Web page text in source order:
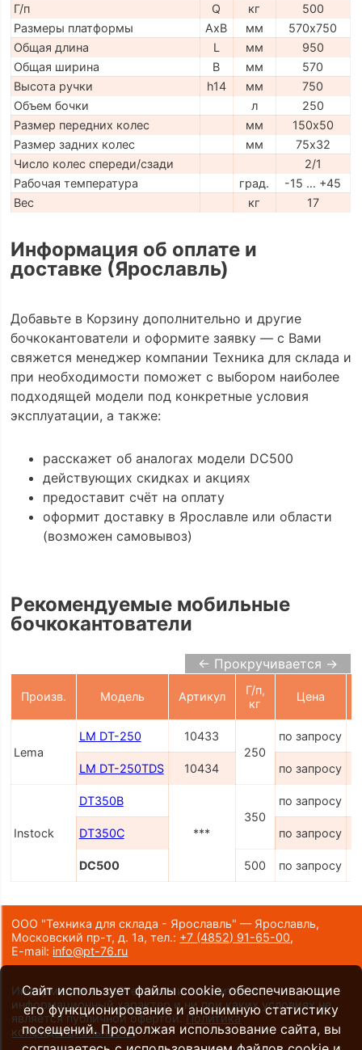
Г/п
Q кг
500
Размеры платформы
AxB мм
570х750
Общая длина
L мм
950
Общая ширина
B мм
570
Высота ручки
h14 мм
750
Объем бочки
л
250
Размер передних колес
мм
150х50
Размер задних колес
мм
75х32
Число колес спереди/сзади
2/1
Рабочая температура
град.
-15 … +45
Вес
кг 17
Информация об оплате и
доставке (Ярославль)
Добавьте в Корзину дополнительно и другие
бочкокантователи и оформите заявку — с Вами
свяжется менеджер компании Техника для склада и
при необходимости поможет с выбором наиболее
подходящей модели под конкретные условия
эксплуатации, а также:
расскажет об аналогах модели DC500
действующих скидках и акциях
предоставит счёт на оплату
оформит доставку в Ярославле или области
(возможен самовывоз)
Рекомендуемые мобильные
бочкокантователи
← Прокручивается →
Произв. Модель Артикул
Г/п,
кг
Цена
Lema
LM DT-250
10433
250
по запросу
LM DT-250TDS 10434 по запросу
Instock
DT350B
***
350
по запросу
DT350C по запросу
DC500 500 по запросу
ООО "Техника для склада - Ярославль" — Ярославль,
Московский пр-т, д. 1а,тел.: +7 (4852) 91-65-00,
E-mail: info@pt-76.ru
Информация на сайте носит исключительно
информационный характер и ни при каких условиях не
является публичной офертой. Политика
конфиденциальности.
Сайт использует файлы cookie, обеспечивающие
его функционирование и анонимную статистику
посещений. Продолжая использование сайта, вы